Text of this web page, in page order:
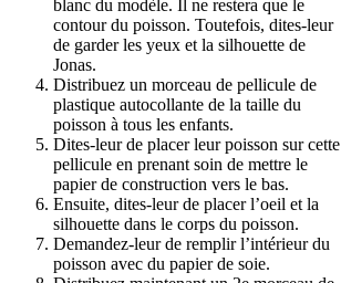
blanc du modèle. Il ne restera que le
contour du poisson. Toutefois, dites-leur
de garder les yeux et la silhouette de
Jonas.
Distribuez un morceau de pellicule de
plastique autocollante de la taille du
poisson à tous les enfants.
Dites-leur de placer leur poisson sur cette
pellicule en prenant soin de mettre le
papier de construction vers le bas.
Ensuite, dites-leur de placer l’oeil et la
silhouette dans le corps du poisson.
Demandez-leur de remplir l’intérieur du
poisson avec du papier de soie.